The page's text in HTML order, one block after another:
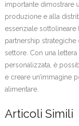
importante dimostrare
produzione e alla
essenziale sottolineare
partnership
settore. Con una
personalizzata, è
e creare un’immagine
alimentare.
Articoli Simili